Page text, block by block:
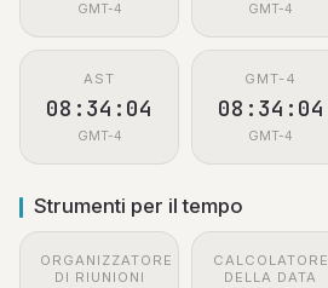
GMT-4 GMT-4
AST
08:34:05
GMT-4
GMT-4
08:34:05
GMT-4
Strumenti per il tempo
ORGANIZZATORE
DI RIUNIONI
CALCOLATORE
DELLA DATA